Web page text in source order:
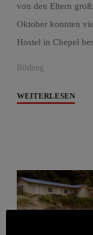
von den Eltern
Oktober konnten
Hostel in Chepel
Bildung
WEITERLESEN
in